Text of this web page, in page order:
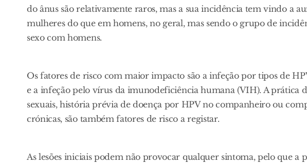
do ânus são relativamente raros, mas a sua incidência tem vindo a
mulheres do que em homens, no geral, mas sendo o grupo de
sexo com homens.
Os fatores de risco com maior impacto são a infeção por tipos de
e a infeção pelo vírus da imunodeficiência humana (VIH). A prática
sexuais, história prévia de doença por HPV no companheiro ou
crónicas, são também fatores de risco a registar.
As lesões iniciais podem não provocar qualquer sintoma, pelo que a